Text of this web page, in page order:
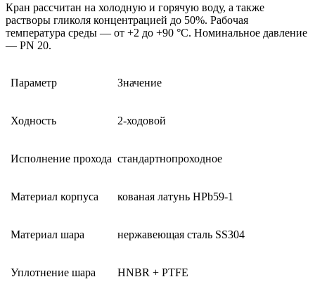
Кран рассчитан на холодную и горячую воду, а также
растворы гликоля концентрацией до 50%. Рабочая
температура среды — от +2 до +90 °C. Номинальное давление
— PN 20.
Параметр Значение
Ходность 2-ходовой
Исполнение прохода стандартнопроходное
Материал корпуса кованая латунь HPb59-1
Материал шара нержавеющая сталь SS304
Уплотнение шара HNBR + PTFE